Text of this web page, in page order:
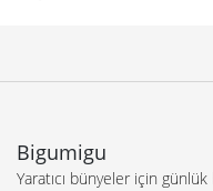
Bigumigu
Yaratıcı bünyeler için günlük